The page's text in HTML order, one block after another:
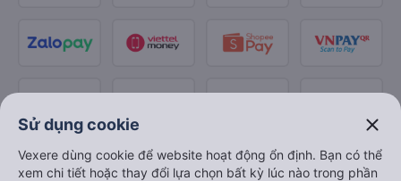
Sử dụng cookie close
Vexere dùng cookie để website hoạt động ổn định. Bạn có thể
xem chi tiết hoặc thay đổi lựa chọn bất kỳ lúc nào trong phần